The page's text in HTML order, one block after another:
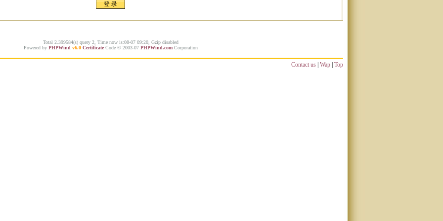
Total 2.399584(s) query 2, Time now is:08-07 09:20, Gzip disabled
Powered by PHPWind v6.0 Certificate Code © 2003-07 PHPWind.com Corporation
Contact us | Wap | Top